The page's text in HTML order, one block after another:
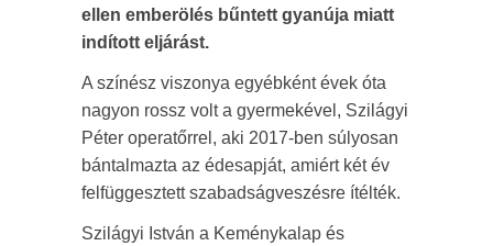
ellen emberölés bűntett gyanúja miatt
indított eljárást.
A színész viszonya egyébként évek óta
nagyon rossz volt a gyermekével, Szilágyi
Péter operatőrrel, aki 2017-ben súlyosan
bántalmazta az édesapját, amiért két év
felfüggesztett szabadságveszésre ítélték.
Szilágyi István a Keménykalap és